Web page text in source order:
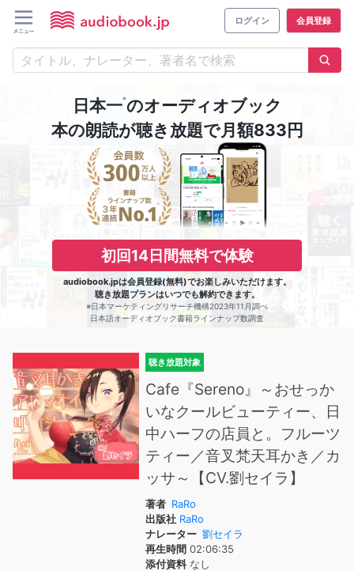
ログイン 会員登録
日本一※のオーディオブック
本の朗読が聴き放題で月額833円
初回14日間無料で体験
audiobook.jpは会員登録(無料)でお楽しみいただけます。
聴き放題プランはいつでも解約できます。
※日本マーケティングリサーチ機構2023年11月調べ
日本語オーディオブック書籍ラインナップ数調査
聴き放題対象
Cafe『Sereno』～おせっか
いなクールビューティー、日
中ハーフの店員と。フルーツ
ティー／音叉梵天耳かき／カ
ッサ～【CV.劉セイラ】
著者 RaRo
出版社 RaRo
ナレーター 劉セイラ
再生時間 02:06:35
添付資料なし